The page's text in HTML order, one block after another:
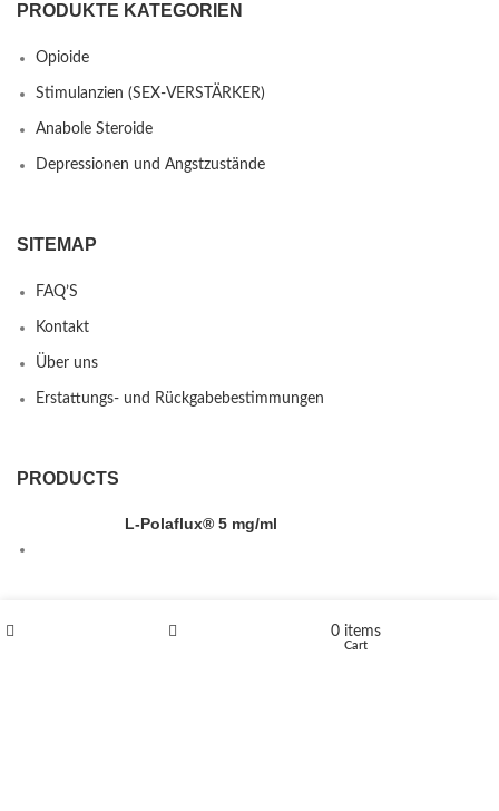
PRODUKTE KATEGORIEN
Opioide
Stimulanzien (SEX-VERSTÄRKER)
Anabole Steroide
Depressionen und Angstzustände
SITEMAP
FAQ’S
Kontakt
Über uns
Erstattungs- und Rückgabebestimmungen
PRODUCTS
L-Polaflux® 5 mg/ml
Levomethadone L-Poladdict 20 mg 98 Tab
0 items
Cart